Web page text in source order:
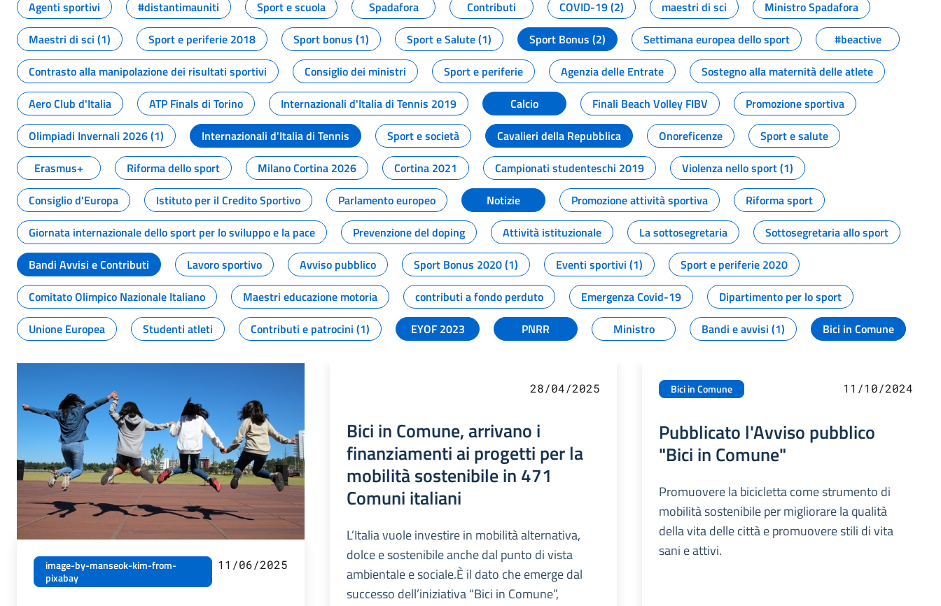
Agenti sportivi
#distantimauniti Sport e scuola Spadafora Contributi COVID-19 (2) maestri di sci
Ministro Spadafora
Maestri di sci (1)
Sport e periferie 2018 Sport bonus (1) Sport e Salute (1) Sport Bonus (2) Settimana europea dello sport
#beactive
Contrasto alla manipolazione dei risultati sportivi
Consiglio dei ministri Sport e periferie Agenzia delle Entrate
Sostegno alla maternità delle atlete
Aero Club d'Italia
ATP Finals di Torino Internazionali d'Italia di Tennis 2019 Calcio Finali Beach Volley FIBV
Promozione sportiva
Olimpiadi Invernali 2026 (1)
Internazionali d'Italia di Tennis Sport e società Cavalieri della Repubblica Onoreficenze
Sport e salute
Erasmus+
Riforma dello sport Milano Cortina 2026 Cortina 2021 Campionati studenteschi 2019
Violenza nello sport (1)
Consiglio d'Europa
Istituto per il Credito Sportivo Parlamento europeo Notizie Promozione attività sportiva
Riforma sport
Giornata internazionale dello sport per lo sviluppo e la pace
Prevenzione del doping Attività istituzionale La sottosegretaria
Sottosegretaria allo sport
Bandi Avvisi e Contributi
Lavoro sportivo Avviso pubblico Sport Bonus 2020 (1) Eventi sportivi (1)
Sport e periferie 2020
Comitato Olimpico Nazionale Italiano
Maestri educazione motoria contributi a fondo perduto Emergenza Covid-19
Dipartimento per lo sport
Unione Europea
Studenti atleti Contributi e patrocini (1) EYOF 2023 PNRR Ministro Bandi e avvisi (1) Bici in Comune
image-by-manseok-kim-from-
pixabay
11/06/2025
28/04/2025
Bici in Comune, arrivano i
finanziamenti ai progetti per la
mobilità sostenibile in 471
Comuni italiani
L’Italia vuole investire in mobilità alternativa,
dolce e sostenibile anche dal punto di vista
ambientale e sociale.È il dato che emerge dal
successo dell’iniziativa “Bici in Comune”,
Bici in Comune 11/10/2024
Pubblicato l'Avviso pubblico
"Bici in Comune"
Promuovere la bicicletta come strumento di
mobilità sostenibile per migliorare la qualità
della vita delle città e promuovere stili di vita
sani e attivi.